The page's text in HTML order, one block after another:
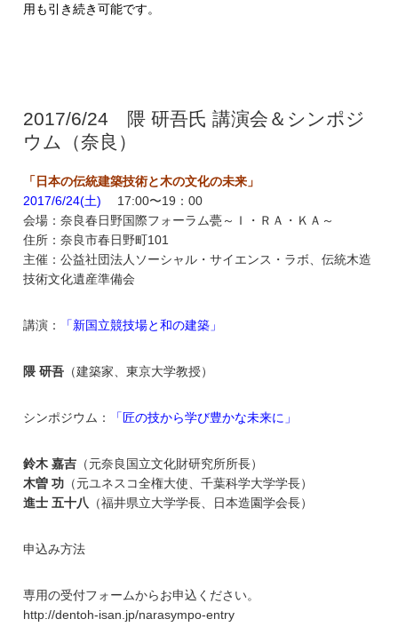
用も引き続き可能です。
2017/6/24 隈 研吾氏 講演会＆シンポジ
ウム（奈良）
「日本の伝統建築技術と木の文化の未来」
2017/6/24(土) 17:00〜19：00
会場：奈良春日野国際フォーラム甍～Ｉ・ＲＡ・ＫＡ～
住所：奈良市春日野町101
主催：公益社団法人ソーシャル・サイエンス・ラボ、伝統木造
技術文化遺産準備会
講演： 「新国立競技場と和の建築」
隈 研吾 （建築家、東京大学教授）
シンポジウム： 「匠の技から学び豊かな未来に」
鈴木 嘉吉 （元奈良国立文化財研究所所長）
木曽 功 （元ユネスコ全権大使、千葉科学大学学長）
進士 五十八
（福井県立大学学長、日本造園学会長）
申込み方法
専用の受付フォームからお申込ください。
http://dentoh-isan.jp/narasympo-entry